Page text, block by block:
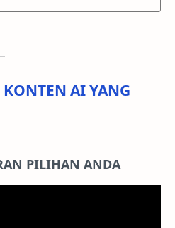
KONTEN AI YANG
PILIHAN ANDA